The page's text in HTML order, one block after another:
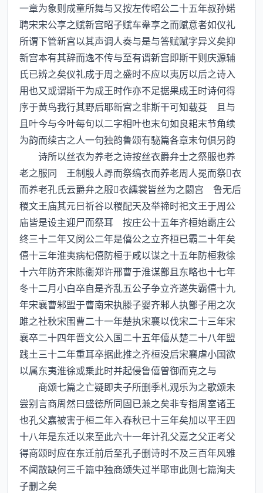
一章为象则成童所舞与又按左传昭公二十五年叔孙婼
聘宋宋公享之赋新宫昭子赋车舝享之而赋意者如仪礼
所谓下管新宫以其声调人奏与是与答赋赋字异义矣抑
新宫本有其辞而逸不传与至有谓新宫即斯干则庆源辅
氏已辨之矣仪礼成于周之盛时不应以夷厉以后之诗入
用也又或谓斯干为成王时作亦不足据果成王时诗何得
序于黄鸟我行其野后耶新宫之非斯干可知载芟 且与
且叶今与今叶每句以二字相叶也末句如良耜末节角续
为韵而续古之人一句独韵鲁颂有駜篇各章末句俱另韵
诗所以丝衣为养老之诗按丝衣爵弁士之祭服也养
老之服同 王制殷人冔而祭缟衣而养老周人冕而祭衣
而养老孔氏云爵弁之服衣纁裳皆丝为之閟宫 鲁无后
稷文王庙其元日祈谷以稷配天及举禘时祀文王于周公
庙皆是设主迎尸而祭耳 按庄公十五年齐桓始霸庄公
终三十二年又闵公二年是僖公之立齐桓已霸二十年矣
僖十三年淮夷病杞僖防桓于咸以谋之十五年防桓救徐
十六年防齐宋陈衞郑许邢曹于淮谋鄫且东略也十七年
冬十二月小白卒自是齐乱五公子争立齐遂失霸僖十九
年宋襄曹邾盟于曹南宋执滕子婴齐邾人执鄫子用之次
雎之社秋宋围曹二十一年楚执宋襄以伐宋二十三年宋
襄卒二十四年晋文公入国二十五年僖从楚二十八年盟
践土三十二年重耳卒据此推之齐桓没后宋襄虐小国欲
以属东夷淮徐或乗此时并起侵鲁僖曽御而克之与
商颂七篇之亡疑即夫子所删季札观乐为之歌颂未
尝别言商周然曰盛徳所同固已兼之矣非专指周室诸王
也孔父嘉被害于桓二年入春秋已十三年矣加以平王四
十八年是东迁以来至此六十一年计孔父嘉之父正考父
得商颂时应在东迁前后至孔子删诗时不及三百年风雅
不闻散缺何三千篇中独商颂失过半耶审此则七篇洵夫
子删之矣